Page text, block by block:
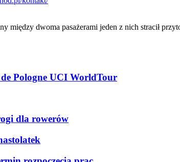
dwoma pasażerami jeden z nich stracił
Pologne UCI WorldTour
dla rowerów